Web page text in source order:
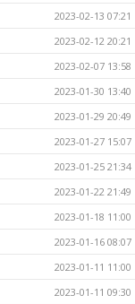
2023-02-13 07:21
2023-02-12 20:21
2023-02-07 13:58
2023-01-30 13:40
2023-01-29 20:49
2023-01-27 15:07
2023-01-25 21:34
2023-01-22 21:49
2023-01-18 11:00
2023-01-16 08:07
2023-01-11 11:00
2023-01-11 09:30